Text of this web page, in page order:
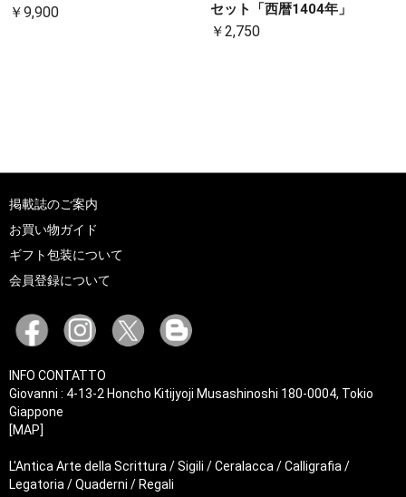
￥9,900
セット「西暦1404年」
￥2,750
掲載誌のご案内
お買い物ガイド
ギフト包装について
会員登録について
INFO CONTATTO
Giovanni : 4-13-2 Honcho Kitijyoji Musashinoshi 180-0004, Tokio
Giappone
[MAP]
L'Antica Arte della Scrittura / Sigili / Ceralacca / Calligrafia /
Legatoria / Quaderni / Regali